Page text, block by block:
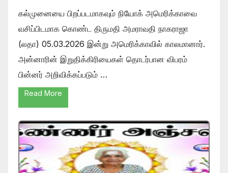
கல்முனையை பிறப்படமாகவும் நியோக் அமெரிக்காவை
வசிப்பிடமாக கொண்ட திருமதி அமராவதி நாகராஜா
(லதா) 05.03.2026 இன்று அமெரிக்காவில் காலமானார்.
அன்னாரின் இறுதிக்கிரியைகள் தொடர்பான விபரம்
பின்னர் அறிவிக்கப்படும் …
Read More